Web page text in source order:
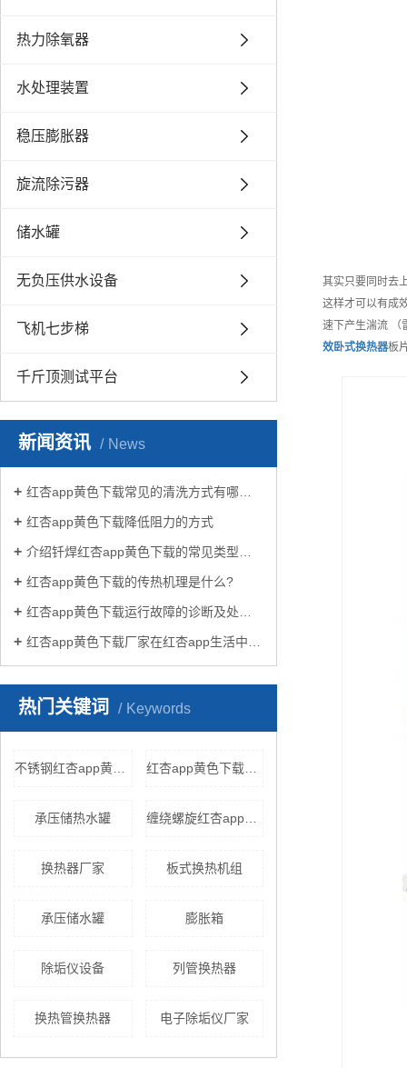
热力除氧器
水处理装置
稳压膨胀器
旋流除污器
储水罐
无负压供水设备
飞机七步梯
千斤顶测试平台
新闻资讯 News
红杏app黄色下载常见的清洗方式有哪些？
红杏app黄色下载降低阻力的方式
介绍钎焊红杏app黄色下载的常见类型有哪些
红杏app黄色下载的传热机理是什么?
红杏app黄色下载运行故障的诊断及处理方法
红杏app黄色下载厂家在红杏app生活中有哪些作用？
热门关键词 Keywords
红杏app黄色下载设备
承压储热水罐 缠绕螺旋红杏app安卓在线下载
换热器厂家 板式换热机组
承压储水罐 膨胀箱
除垢仪设备 列管换热器
换热管换热器 电子除垢仪厂家
其实只要同时
这样才可以有
速下产生湍流
效卧式换热器板